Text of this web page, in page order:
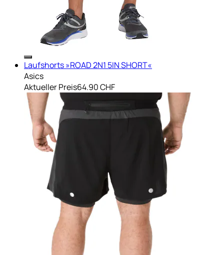
Laufshorts »ROAD 2N1 5IN SHORT«
Asics
Aktueller Preis64.90 CHF